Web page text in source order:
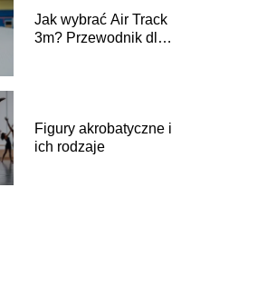
Jak wybrać Air Track
3m? Przewodnik dla
Figury akrobatyczne i
ich rodzaje